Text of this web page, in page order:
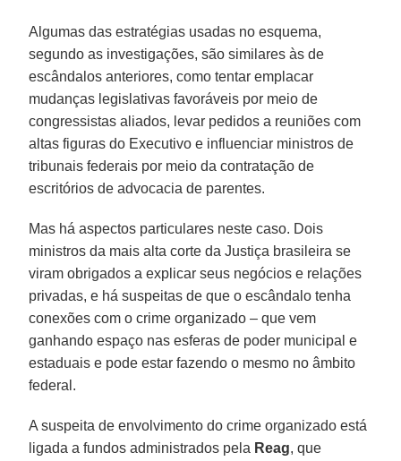
Algumas das estratégias usadas no esquema,
segundo as investigações, são similares às de
escândalos anteriores, como tentar emplacar
mudanças legislativas favoráveis por meio de
congressistas aliados, levar pedidos a reuniões com
altas figuras do Executivo e influenciar ministros de
tribunais federais por meio da contratação de
escritórios de advocacia de parentes.
Mas há aspectos particulares neste caso. Dois
ministros da mais alta corte da Justiça brasileira se
viram obrigados a explicar seus negócios e relações
privadas, e há suspeitas de que o escândalo tenha
conexões com o crime organizado – que vem
ganhando espaço nas esferas de poder municipal e
estaduais e pode estar fazendo o mesmo no âmbito
federal.
A suspeita de envolvimento do crime organizado está
ligada a fundos administrados pela Reag, que